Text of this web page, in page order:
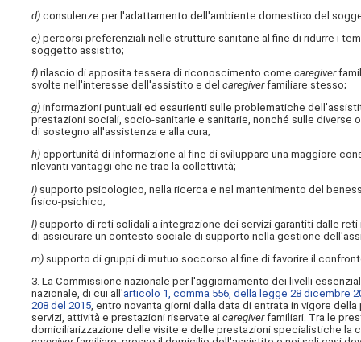
d) consulenze per l'adattamento dell'ambiente domestico del
e) percorsi preferenziali nelle strutture sanitarie al fine di ridurre i
soggetto assistito;
f) rilascio di apposita tessera di riconoscimento comecaregiver
svolte nell'interesse dell'assistito e delcaregiverfamiliare stesso;
g) informazioni puntuali ed esaurienti sulle problematiche
prestazioni sociali, socio-sanitarie e sanitarie, nonché sulle
di sostegno all'assistenza e alla cura;
h) opportunità di informazione al fine di sviluppare una maggiore
rilevanti vantaggi che ne trae la collettività;
i) supporto psicologico, nella ricerca e nel mantenimento del
fisico-psichico;
l) supporto di reti solidali a integrazione dei servizi garantiti dalle
di assicurare un contesto sociale di supporto nella gestione
m) supporto di gruppi di mutuo soccorso al fine di favorire il
3. La Commissione nazionale per l'aggiornamento dei livelli
nazionale, di cui all'articolo 1, comma 556, della legge 28 dicembre
208 del 2015, entro novanta giorni dalla data di entrata in vigore
servizi, attività e prestazioni riservate aicaregiverfamiliari. Tra le
domiciliarizzazione delle visite e delle prestazioni specialistiche la